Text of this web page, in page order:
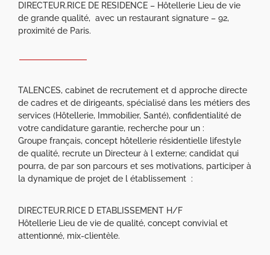
DIRECTEUR.RICE DE RESIDENCE – Hôtellerie Lieu de vie
de grande qualité, avec un restaurant signature – 92,
proximité de Paris.
TALENCES, cabinet de recrutement et d approche directe
de cadres et de dirigeants, spécialisé dans les métiers des
services (Hôtellerie, Immobilier, Santé), confidentialité de
votre candidature garantie, recherche pour un :
Groupe français, concept hôtellerie résidentielle lifestyle
de qualité, recrute un Directeur à l externe; candidat qui
pourra, de par son parcours et ses motivations, participer à
la dynamique de projet de l établissement :
DIRECTEUR.RICE D ETABLISSEMENT H/F
Hôtellerie Lieu de vie de qualité, concept convivial et
attentionné, mix-clientèle.